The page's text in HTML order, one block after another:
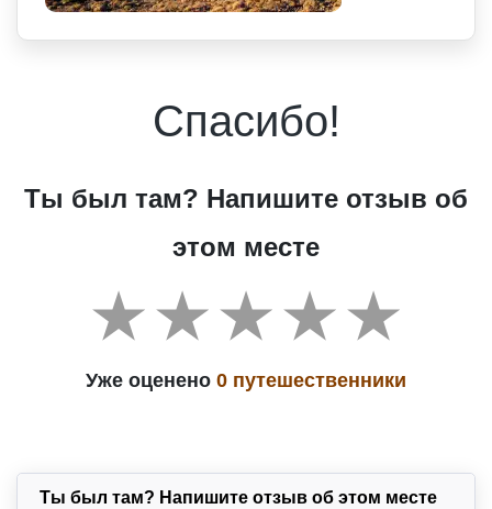
Спасибо!
Ты был там? Напишите отзыв об
этом месте
Уже оценено 0 путешественники
Ты был там? Напишите отзыв об этом месте